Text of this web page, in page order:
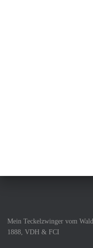
Mein Teckelzwinger vom
1888, VDH & FCI